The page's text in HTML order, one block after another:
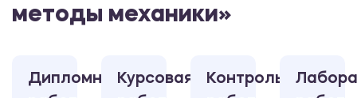
методы механики»
ДипломнаяКурсовая
Контрольная